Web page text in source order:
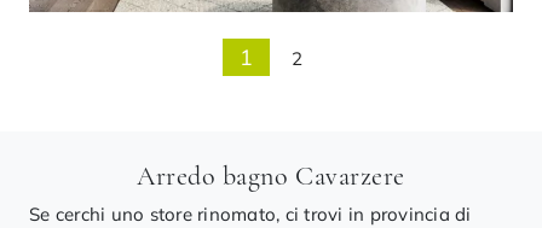
1 2
Arredo bagno Cavarzere
Se cerchi uno store rinomato, ci trovi in provincia di